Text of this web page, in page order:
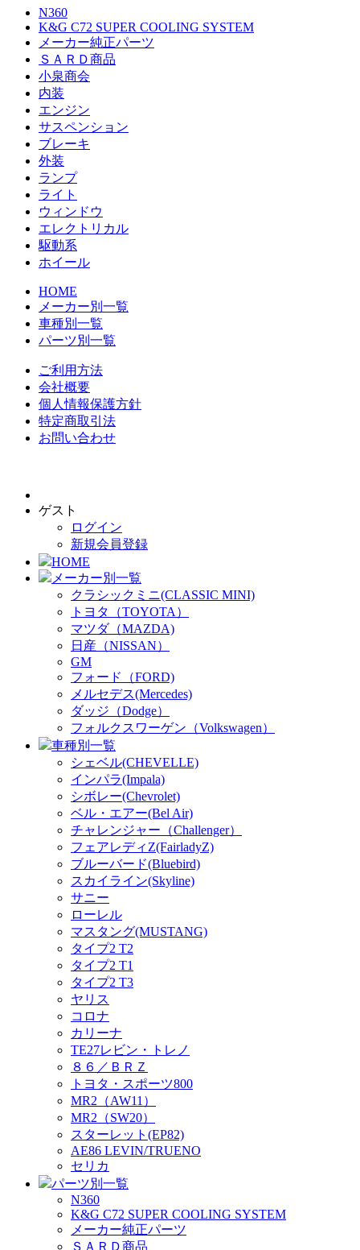
N360
K&G C72 SUPER COOLING SYSTEM
メーカー純正パーツ
ＳＡＲＤ商品
小泉商会
内装
エンジン
サスペンション
ブレーキ
外装
ランプ
ライト
ウィンドウ
エレクトリカル
駆動系
ホイール
HOME
メーカー別一覧
車種別一覧
パーツ別一覧
ご利用方法
会社概要
個人情報保護方針
特定商取引法
お問い合わせ
ゲスト
ログイン
新規会員登録
HOME
メーカー別一覧
クラシックミニ(CLASSIC MINI)
トヨタ（TOYOTA）
マツダ（MAZDA)
日産（NISSAN）
GM
フォード（FORD)
メルセデス(Mercedes)
ダッジ（Dodge）
フォルクスワーゲン（Volkswagen）
車種別一覧
シェベル(CHEVELLE)
インパラ(Impala)
シボレー(Chevrolet)
ベル・エアー(Bel Air)
チャレンジャー（Challenger）
フェアレディZ(FairladyZ)
ブルーバード(Bluebird)
スカイライン(Skyline)
サニー
ローレル
マスタング(MUSTANG)
タイプ2 T2
タイプ2 T1
タイプ2 T3
ヤリス
コロナ
カリーナ
TE27レビン・トレノ
８６／ＢＲＺ
トヨタ・スポーツ800
MR2（AW11）
MR2（SW20）
スターレット(EP82)
AE86 LEVIN/TRUENO
セリカ
パーツ別一覧
N360
K&G C72 SUPER COOLING SYSTEM
メーカー純正パーツ
ＳＡＲＤ商品